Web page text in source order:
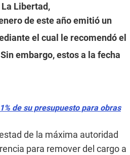
Libertad,
de este año emitió un
el cual le recomendó el
embargo, estos a la fecha
de su presupuesto para obras
de la máxima autoridad
para remover del cargo a